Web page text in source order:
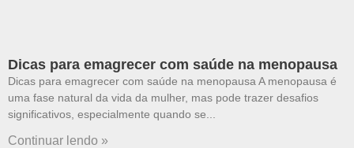
Dicas para emagrecer com saúde na menopausa
Dicas para emagrecer com saúde na menopausa A menopausa é
uma fase natural da vida da mulher, mas pode trazer desafios
significativos, especialmente quando se
Continuar lendo »